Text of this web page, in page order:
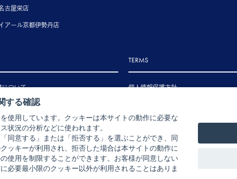
古屋栄店
アール京都伊勢丹店
について
ついて
ついて
セル・返品・交換について
TERMS
個人情報保護方針
する確認
使用しています。クッキーは本サイトの動作に必要な
状況の分析などに使われます。
同意する」または「拒否する」を選ぶことができ、同
ッキーが利用され、拒否した場合は本サイトの動作に
使用を制限することができます。お客様が同意しない
必要最小限のクッキー以外が利用されることはありま